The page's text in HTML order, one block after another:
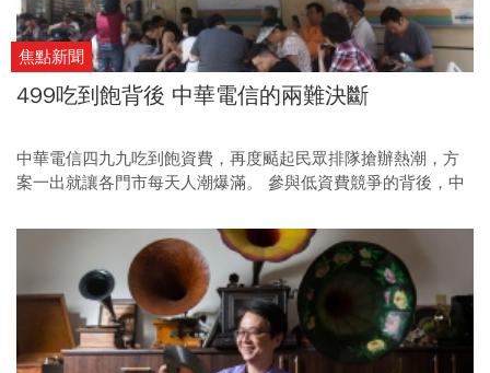
焦點新聞
499吃到飽背後 中華電信的兩難決斷
中華電信四九九吃到飽資費，再度颳起民眾排隊搶辦熱潮，方
案一出就讓各門市每天人潮爆滿。 參與低資費競爭的背後，中
加價格戰？